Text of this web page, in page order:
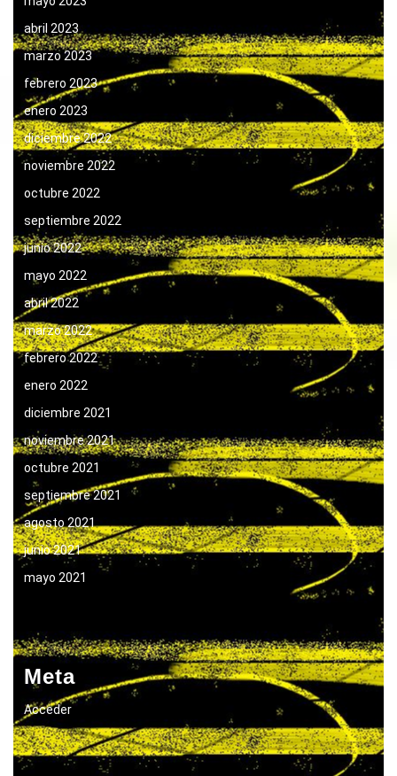
abril 2023
marzo 2023
febrero 2023
enero 2023
diciembre 2022
noviembre 2022
octubre 2022
septiembre 2022
junio 2022
mayo 2022
abril 2022
marzo 2022
febrero 2022
enero 2022
diciembre 2021
noviembre 2021
octubre 2021
septiembre 2021
agosto 2021
junio 2021
mayo 2021
Meta
Acceder